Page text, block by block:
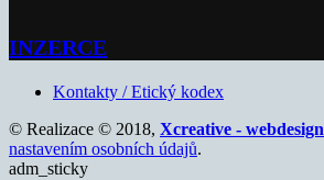
INZERCE
Kontakty / Etický kodex
© Realizace © 2018, Xcreative - webdesign
nastavením osobních údajů.
adm_sticky